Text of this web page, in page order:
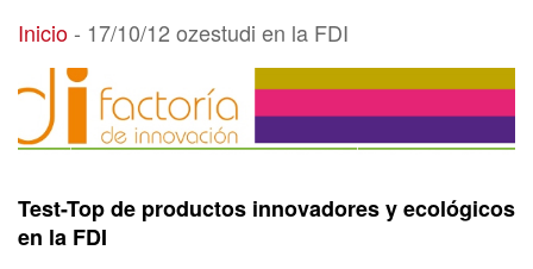
17/10/12 ozestudi en la FDI
Inicio- 17/10/12 ozestudi en la FDI
Test-Top de productos innovadores y ecológicos
en la FDI